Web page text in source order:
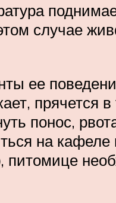
случае
ее
прячется
понос,
на
питомице